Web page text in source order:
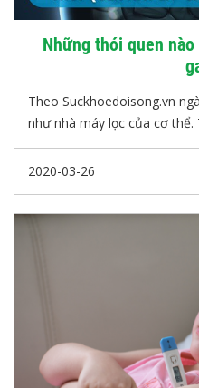
Những thói quen
Theo Suckhoedoisong.vn
như nhà máy lọc của cơ
động là nhiều thói quen của
ảnh hưởng nghiêm trọng tới
về gan.
2020-03-26